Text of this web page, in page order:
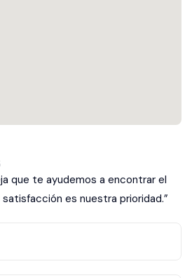
que te ayudemos a encontrar el
es nuestra prioridad.”